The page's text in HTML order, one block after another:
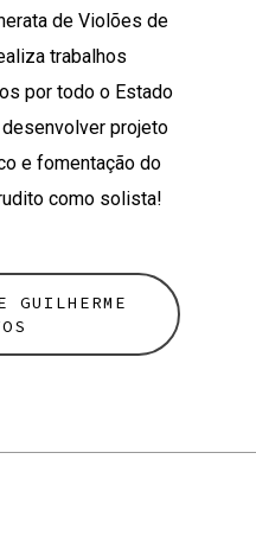
de Violões de
trabalhos
por todo o Estado
projeto
e fomentação do
como solista!
GUILHERME